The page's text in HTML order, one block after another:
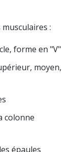
:
forme en "V"
moyen,
colonne
épaules